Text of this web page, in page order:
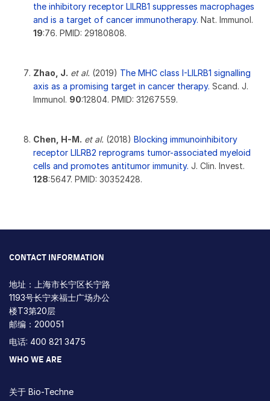
the inhibitory receptor LILRB1 suppresses macrophages
and is a target of cancer immunotherapy. Nat. Immunol.
19:76. PMID: 29180808.
Zhao, J. et al. (2019) The MHC class I-LILRB1 signalling
axis as a promising target in cancer therapy. Scand. J.
Immunol. 90:12804. PMID: 31267559.
Chen, H-M. et al. (2018) Blocking immunoinhibitory
receptor LILRB2 reprograms tumor-associated myeloid
cells and promotes antitumor immunity. J. Clin. Invest.
128:5647. PMID: 30352428.
CONTACT INFORMATION
地址：上海市长宁区长宁路
1193号长宁来福士广场办公
楼T3第20层
邮编：200051
电话: 400 821 3475
WHO WE ARE
关于 Bio-Techne